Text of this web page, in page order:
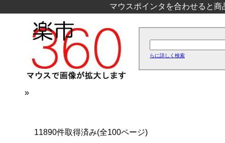
マウスポインタを合わせると
らに詳しく検索
»
11890件取得済み(全100ページ)